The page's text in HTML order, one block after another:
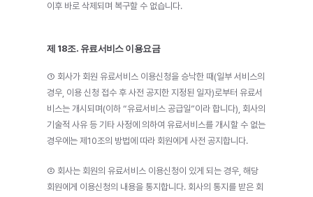
이후 바로 삭제되며 복구할 수 없습니다.
제 18조. 유료서비스 이용요금
① 회사가 회원 유료서비스 이용신청을 승낙한 때(일부 서비스의
경우, 이용 신청 접수 후 사전 공지한 지정된 일자)로부터 유료서
비스는 개시되며(이하 “유료서비스 공급일”이라 합니다), 회사의
기술적 사유 등 기타 사정에 의하여 유료서비스를 개시할 수 없는
경우에는 제10조의 방법에 따라 회원에게 사전 공지합니다.
② 회사는 회원의 유료서비스 이용신청이 있게 되는 경우, 해당
회원에게 이용신청의 내용을 통지합니다. 회사의 통지를 받은 회